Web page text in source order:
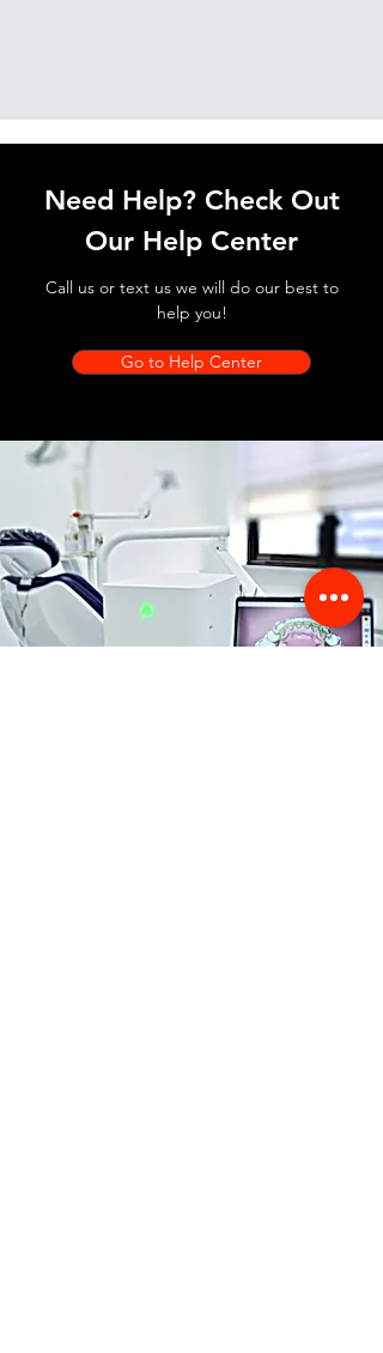
Need Help? Check Out
Our Help Center
Call us or text us we will do our best to
help you!
Go to Help Center